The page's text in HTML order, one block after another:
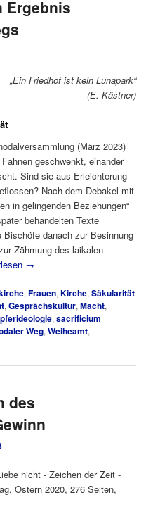
Ergebnis
„Ein Friedhof ist kein Lunapark“
(E. Kästner)
(März 2023)
geschwenkt, einander
Sind sie aus Erleichterung
Nach dem Debakel mit
in gelingenden Beziehungen“
behandelten Texte
Bischöfe danach zur Besinnung
Zähmung des laikalen
→
,Frauen,Kirche,Säkularität
,Gesprächskultur,Macht,
,sacrificium
Weg,Weiheamt,
des
nicht ‑ Zeichen der Zeit ‑
Ostern 2020, 276 Seiten,